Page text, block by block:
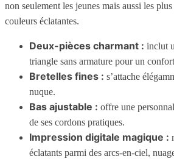
non seulement les jeunes mais aussi les
couleurs éclatantes.
Deux-pièces charmant : inclut
triangle sans armature pour un
Bretelles fines : s’attache
nuque.
Bas ajustable : offre une
de ses cordons pratiques.
Impression digitale magique :
éclatants parmi des arcs-en-ciel,